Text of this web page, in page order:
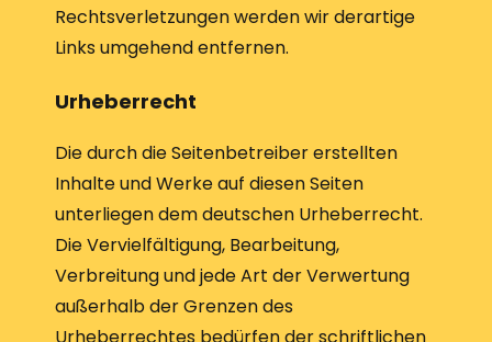
Rechtsverletzungen werden wir derartige
Links umgehend entfernen.
Urheberrecht
Die durch die Seitenbetreiber erstellten
Inhalte und Werke auf diesen Seiten
unterliegen dem deutschen Urheberrecht.
Die Vervielfältigung, Bearbeitung,
Verbreitung und jede Art der Verwertung
außerhalb der Grenzen des